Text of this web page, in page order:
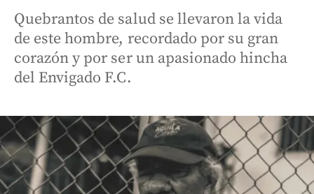
Quebrantos de salud se llevaron la vida
de este hombre, recordado por su gran
corazón y por ser un apasionado hincha
del Envigado F.C.